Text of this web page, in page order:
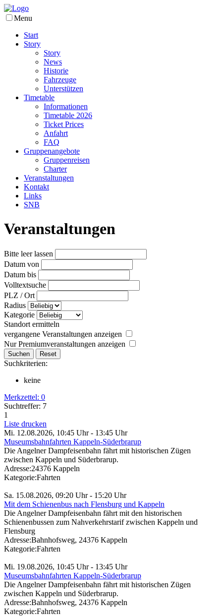
Menu
Start
Story
Story
News
Historie
Fahrzeuge
Unterstützen
Timetable
Informationen
Timetable 2026
Ticket Prices
Anfahrt
FAQ
Gruppenangebote
Gruppenreisen
Charter
Veranstaltungen
Kontakt
Links
SNB
Veranstaltungen
Bitte leer lassen
Datum von
Datum bis
Volltextsuche
PLZ / Ort
Radius
Kategorie
Standort ermitteln
vergangene Veranstaltungen anzeigen
Nur Premiumveranstaltungen anzeigen
Suchkriterien:
keine
Merkzettel: 0
Suchtreffer: 7
1
Liste drucken
Mi. 12.08.2026, 10:45 Uhr - 13:45 Uhr
Museumsbahnfahrten Kappeln-Süderbrarup
Die Angelner Dampfeisenbahn fährt mit historischen Zügen
zwischen Kappeln und Süderbrarup.
Adresse:24376 Kappeln
Kategorie:Fahrten
Sa. 15.08.2026, 09:20 Uhr - 15:20 Uhr
Mit dem Schienenbus nach Flensburg und Kappeln
Die Angelner Dampfeisenbahn fährt mit den historischen
Schienenbussen zum Nahverkehrstarif zwischen Kappeln und
Flensburg
Adresse:Bahnhofsweg, 24376 Kappeln
Kategorie:Fahrten
Mi. 19.08.2026, 10:45 Uhr - 13:45 Uhr
Museumsbahnfahrten Kappeln-Süderbrarup
Die Angelner Dampfeisenbahn fährt mit historischen Zügen
zwischen Kappeln und Süderbrarup.
Adresse:Bahnhofsweg, 24376 Kappeln
Kategorie:Fahrten